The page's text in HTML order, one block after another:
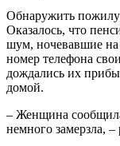
Обнаружить
Оказалось, что
шум, ночевавшие на
номер телефона
дождались их
домой.
– Женщина
немного замерзла, –